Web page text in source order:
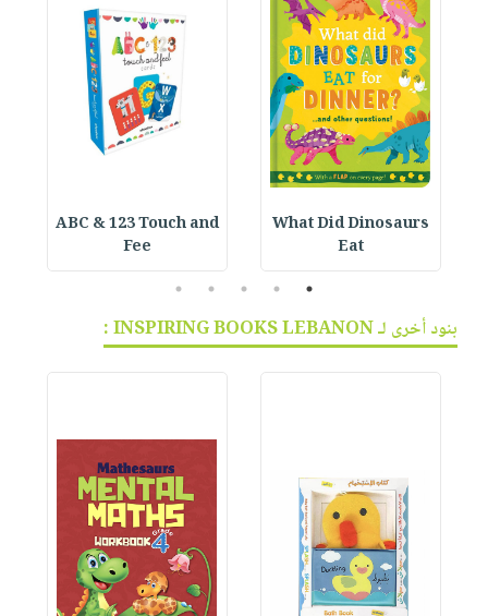
What Did Dinosaurs
Eat
ABC & 123 Touch and
Fee
1
2
3
4
5
بنود أخرى لـ INSPIRING BOOKS LEBANON :